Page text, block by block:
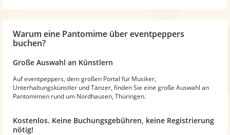
Warum eine Pantomime über eventpeppers
buchen?
Große Auswahl an Künstlern
Auf eventpeppers, dem großen Portal für Musiker,
Unterhaltungskünstler und Tänzer, finden Sie eine große Auswahl an
Pantomimen rund um Nordhausen, Thüringen.
Kostenlos. Keine Buchungsgebühren, keine Registrierung
nötig!